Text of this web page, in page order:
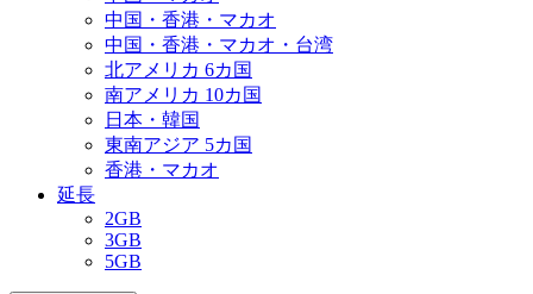
中国・香港・マカオ
中国・香港・マカオ・台湾
北アメリカ 6カ国
南アメリカ 10カ国
日本・韓国
東南アジア 5カ国
香港・マカオ
延長
2GB
3GB
5GB